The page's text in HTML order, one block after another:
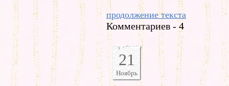
продолжение текста
Комментариев - 4
21
Ноябрь